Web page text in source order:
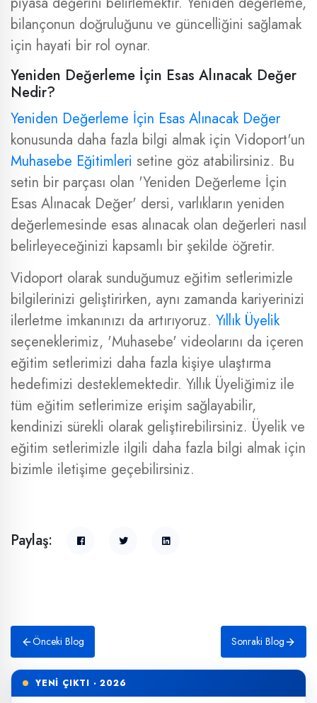
bilançonun doğruluğunu ve güncelliğini sağlamak
için hayati bir rol oynar.
Yeniden Değerleme İçin Esas Alınacak Değer
Nedir?
Yeniden Değerleme İçin Esas Alınacak Değer
konusunda daha fazla bilgi almak için Vidoport'un
Muhasebe Eğitimleri setine göz atabilirsiniz. Bu
setin bir parçası olan 'Yeniden Değerleme İçin
Esas Alınacak Değer' dersi, varlıkların yeniden
değerlemesinde esas alınacak olan değerleri nasıl
belirleyeceğinizi kapsamlı bir şekilde öğretir.
Vidoport olarak sunduğumuz eğitim setlerimizle
bilgilerinizi geliştirirken, aynı zamanda kariyerinizi
ilerletme imkanınızı da artırıyoruz. Yıllık Üyelik
seçeneklerimiz, 'Muhasebe' videolarını da içeren
eğitim setlerimizi daha fazla kişiye ulaştırma
hedefimizi desteklemektedir. Yıllık Üyeliğimiz ile
tüm eğitim setlerimize erişim sağlayabilir,
kendinizi sürekli olarak geliştirebilirsiniz. Üyelik ve
eğitim setlerimizle ilgili daha fazla bilgi almak için
bizimle iletişime geçebilirsiniz.
Paylaş:
Önceki Blog Sonraki Blog
YENİ ÇIKTI · 2026